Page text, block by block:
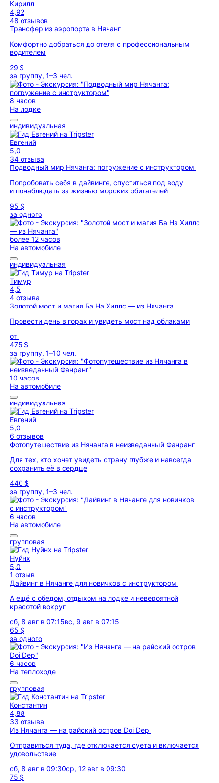
Кирилл
4,92
48 отзывов
Трансфер из аэропорта в Нячанг
Комфортно добраться до отеля с профессиональным
водителем
29 $
за группу, 1–3 чел.
8 часов
На лодке
индивидуальная
Евгений
5,0
34 отзыва
Подводный мир Нячанга: погружение с инструктором
Попробовать себя в дайвинге, спуститься под воду
и понаблюдать за жизнью морских обитателей
95 $
за одного
более 12 часов
На автомобиле
индивидуальная
Тимур
4,5
4 отзыва
Золотой мост и магия Ба На Хиллс — из Нячанга
Провести день в горах и увидеть мост над облаками
от
475 $
за группу, 1–10 чел.
10 часов
На автомобиле
индивидуальная
Евгений
5,0
6 отзывов
Фотопутешествие из Нячанга в неизведанный Фанранг
Для тех, кто хочет увидеть страну глубже и навсегда
сохранить её в сердце
440 $
за группу, 1–3 чел.
6 часов
На автомобиле
групповая
Нуйнх
5,0
1 отзыв
Дайвинг в Нячанге для новичков с инструктором
А ещё с обедом, отдыхом на лодке и невероятной
красотой вокруг
сб, 8 авг в 07:15вс, 9 авг в 07:15
65 $
за одного
6 часов
На теплоходе
групповая
Константин
4,88
33 отзыва
Из Нячанга — на райский остров Doi Dep
Отправиться туда, где отключается суета и включается
удовольствие
сб, 8 авг в 09:30ср, 12 авг в 09:30
75 $